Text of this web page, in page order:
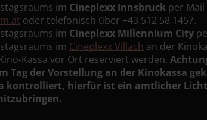
im Cineplexx Innsbruck per Mail
oder telefonisch über +43 512 58 1457.
im Cineplexx Millennium City
im Cineplexx Villach an der
Kassa vor Ort reserviert werden.
Tag der Vorstellung an der Kinokassa
kontrolliert, hierfür ist ein amtlicher